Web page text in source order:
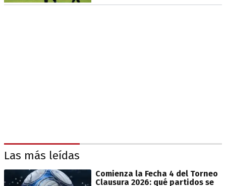
Las más leídas
Comienza la Fecha 4 del Torneo
Clausura 2026: qué partidos se